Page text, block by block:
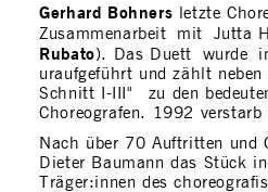
Gerhard Bohners letzte
Zusammenarbeit mit Jutta
Rubato). Das Duett wurde
uraufgeführt und zählt
Schnitt I-III" zu den
Choreografen. 1992 verstarb
Nach über 70 Auftritten und
Dieter Baumann das Stück
Träger:innen des